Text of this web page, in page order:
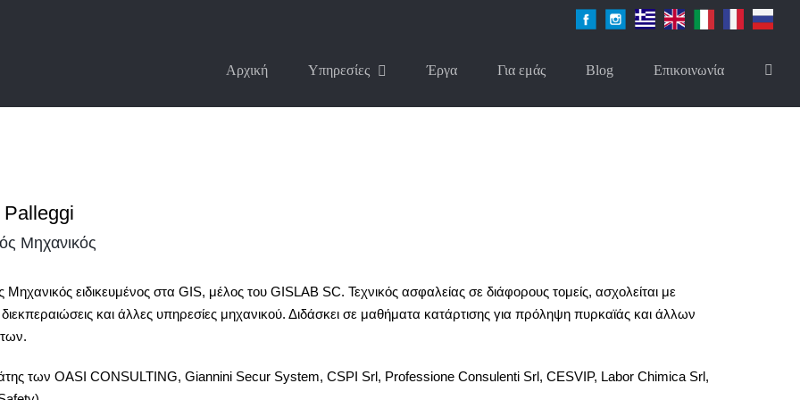
Facebook Instagram Greek English
Αρχική Υπηρεσίες Έργα Για εμάς Blog Επικοινωνία
Μηχανικός
Μηχανικός ειδικευμένος στα GIS, μέλος του GISLAB SC. Τεχνικός ασφαλείας σε διάφορους τομείς, ασχολείται με
διεκπεραιώσεις και άλλες υπηρεσίες μηχανικού. Διδάσκει σε μαθήματα κατάρτισης για πρόληψη πυρκαϊάς και άλλων
των OASI CONSULTING, Giannini Secur System, CSPI Srl, Professione Consulenti Srl, CESVIP, Labor Chimica Srl,